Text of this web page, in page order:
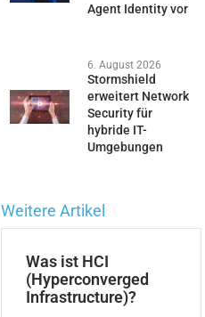
Agent Identity vor
6. August 2026
Stormshield
erweitert Network
Security für
hybride IT-
Umgebungen
Weitere Artikel
Was ist HCI
(Hyperconverged
Infrastructure)?